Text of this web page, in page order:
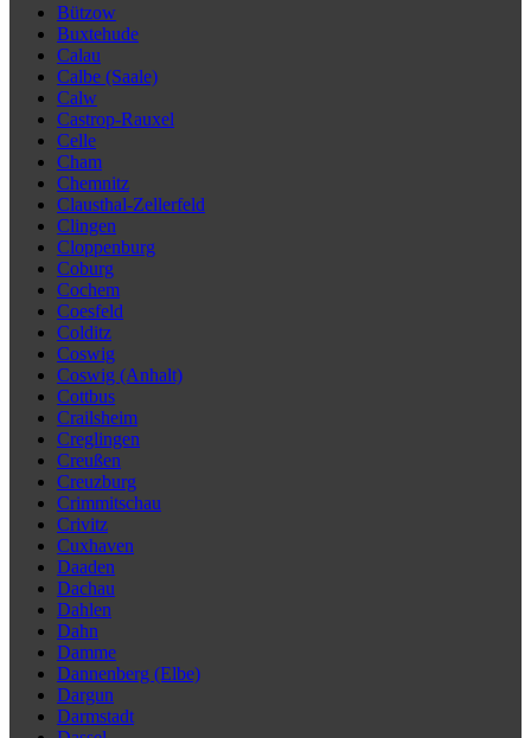
Bützow
Buxtehude
Calau
Calbe (Saale)
Calw
Castrop-Rauxel
Celle
Cham
Chemnitz
Clausthal-Zellerfeld
Clingen
Cloppenburg
Coburg
Cochem
Coesfeld
Colditz
Coswig
Coswig (Anhalt)
Cottbus
Crailsheim
Creglingen
Creußen
Creuzburg
Crimmitschau
Crivitz
Cuxhaven
Daaden
Dachau
Dahlen
Dahn
Damme
Dannenberg (Elbe)
Dargun
Darmstadt